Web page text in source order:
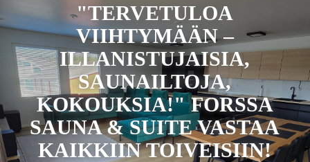
"TERVETULOA
VIIHTYMÄÄN –
ILLANISTUJAISIA,
SAUNAILTOJA,
KOKOUKSIA!" FORSSA
SAUNA & SUITE VASTAA
KAIKKIIN TOIVEISIIN!